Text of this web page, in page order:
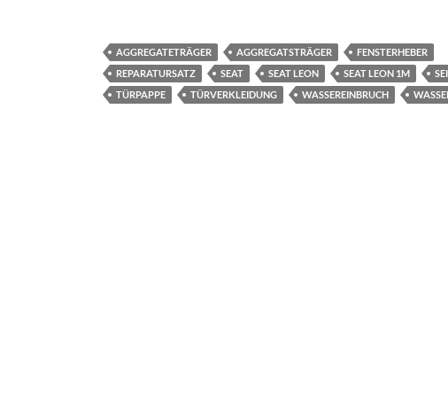
AGGREGATETRÄGER AGGREGATSTRÄGER
FENSTERHEBER
REPARATURSATZ
SEAT SEAT LEON SEAT LEON 1M
TÜRPAPPE
TÜRVERKLEIDUNG WASSEREINBRUCH